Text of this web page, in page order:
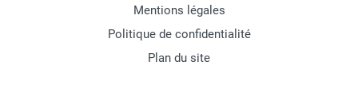
Mentions légales
Politique de confidentialité
Plan du site